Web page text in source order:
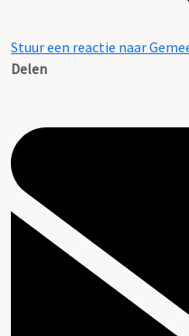
Stuur een reactie naar
Delen